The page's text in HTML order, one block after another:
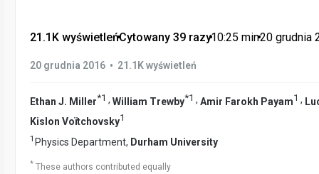
21.1K wyświetleń•Cytowany 39 razy•10:25 min•20 grudnia
20 grudnia 2016 • 21.1K wyświetleń
Ethan J. Miller*1 , William Trewby*1 , Amir Farokh Payam1 ,
Kislon Voïtchovsky1
1 Physics Department, Durham University
* These authors contributed equally